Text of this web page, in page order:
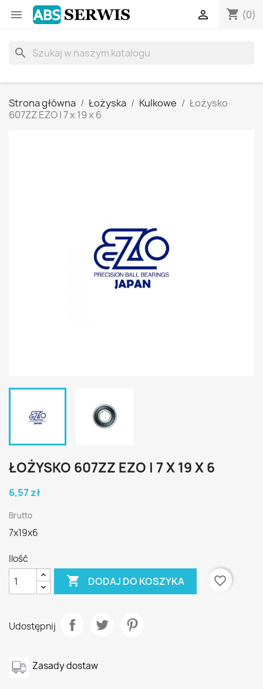
 shopping_cart (0)

search
Strona główna Łożyska Kulkowe
Łożysko
607ZZ EZO | 7 x 19 x 6
ŁOŻYSKO 607ZZ EZO | 7 X 19 X 6
6,57 zł
Brutto
7x19x6
Ilość
 DODAJ DO KOSZYKA favorite_border
Udostępnij
Zasady dostaw